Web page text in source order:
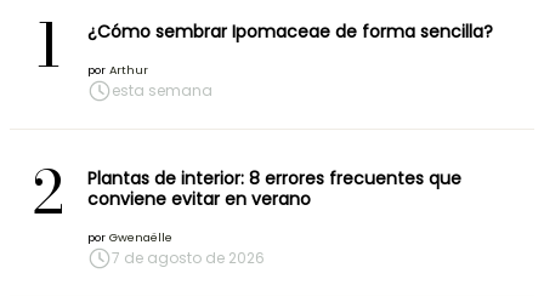
1 ¿Cómo sembrar Ipomaceae de forma sencilla?
por Arthur
esta semana
2
Plantas de interior: 8 errores frecuentes que
conviene evitar en verano
por Gwenaëlle
7 de agosto de 2026